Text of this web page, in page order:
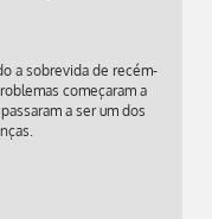
a sobrevida de recém-
começaram a
a ser um dos